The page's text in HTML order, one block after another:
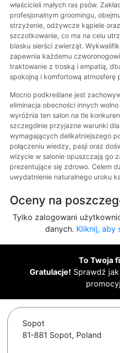
właścicieli małych ras psów.
profesjonalnym groomingu,
strzyżenie, odżywcze kąpiele
szczotkowanie, co ma na celu
blasku sierści zwierząt.
zapewnia każdemu
traktowanie z troską i empatią,
spokojną i komfortową atmosferę
Mocno podkreślane jest
eliminacja obecności innych
wyróżnia ten salon na tle
szczególnie przyjazne warunki
wymagających delikatniejszego
połączeniu wiedzy, pasji oraz
wizycie w salonie opuszczają go
prezentujące się zdrowo. Celem
uwydatnienie naturalnego uroku
Oceny na
Tylko zalogowani
danych. Kliknij, aby
To Twoja
Gratulacje! Sprawdź
Sopot
81-881 Sopot, Poland